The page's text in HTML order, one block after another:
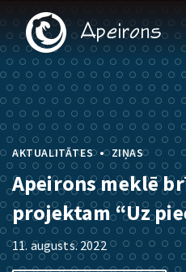
AKTUALITĀTES • ZIŅAS
Apeirons meklē
projektam “Uz
11. augusts. 2022